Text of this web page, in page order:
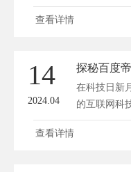
牌...
查看详情
14
2024.04
在科技日新
的互联网科
统...
查看详情